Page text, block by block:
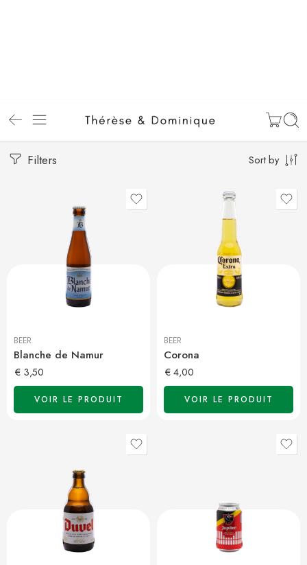
Filters Sort by
BEER
Blanche de Namur
€ 3,50
VOIR LE PRODUIT
BEER
Corona
€4,00
VOIR LE PRODUIT